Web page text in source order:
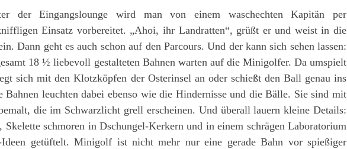
der Eingangslounge wird man von einem waschechten Kapitän per
Einsatz vorbereitet. „Ahoi, ihr Landratten“, grüßt er und weist in die
Dann geht es auch schon auf den Parcours. Und der kann sich sehen lassen:
18 ½ liebevoll gestalteten Bahnen warten auf die Minigolfer. Da umspielt
sich mit den Klotzköpfen der Osterinsel an oder schießt den Ball genau ins
Bahnen leuchten dabei ebenso wie die Hindernisse und die Bälle. Sie sind mit
die im Schwarzlicht grell erscheinen. Und überall lauern kleine Details:
schmoren in Dschungel-Kerkern und in einem schrägen Laboratorium
getüftelt. Minigolf ist nicht mehr nur eine gerade Bahn vor spießiger